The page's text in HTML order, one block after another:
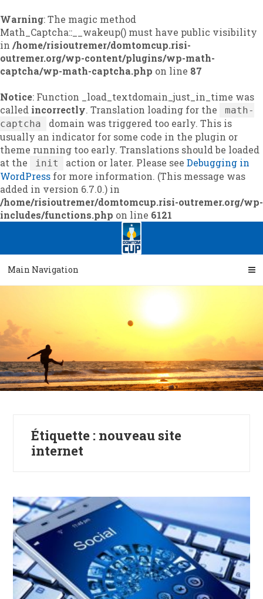
Warning: The magic method
Math_Captcha::__wakeup() must have public visibility
in /home/risioutremer/domtomcup.risi-
outremer.org/wp-content/plugins/wp-math-
captcha/wp-math-captcha.php on line 87
Notice: Function _load_textdomain_just_in_time was
called incorrectly. Translation loading for the
math-
captcha
domain was triggered too early. This is
usually an indicator for some code in the plugin or
theme running too early. Translations should be loaded
at the
init action or later. Please seeDebugging in
WordPress for more information. (This message was
added in version 6.7.0.) in
/home/risioutremer/domtomcup.risi-outremer.org/wp-
includes/functions.php on line 6121
navigation
content
Main Navigation
Étiquette : nouveau site
internet